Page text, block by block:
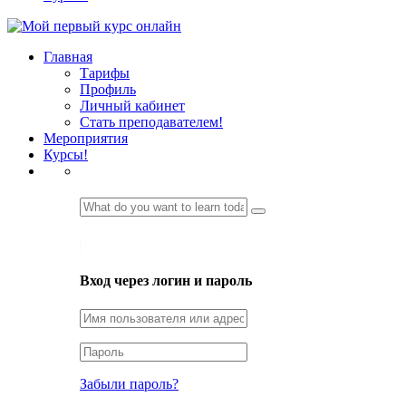
Главная
Тарифы
Профиль
Личный кабинет
Стать преподавателем!
Мероприятия
Курсы!
Вход через логин и пароль
Забыли пароль?